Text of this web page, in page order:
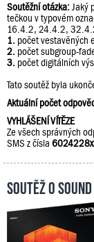
Soutěžní otázka: Jaký
tečkou v typovém
16.4.2, 24.4.2,
1. počet vestavěných
2. počet subgroup-
3. počet digitálních
Tato soutěž byla
Aktuální počet
VYHLÁŠENÍ VÍTĚZE
Ze všech správných
SMS z čísla
Soutěž o